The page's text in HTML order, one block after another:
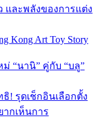
และพลังของการแต่ง
Kong Art Toy Story
“นานิ” คู่กับ “บลู”
! รุดเช็กอินเลือกตั้ง
กเห็นการ